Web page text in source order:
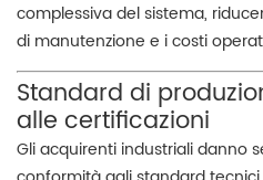
complessiva del sistema,
di manutenzione e i costi
Standard di
alle certificazioni
Gli acquirenti industriali danno